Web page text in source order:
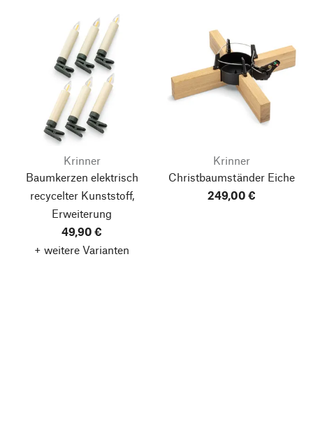
Krinner
Baumkerzen elektrisch
recycelter Kunststoff,
Erweiterung
49,90 €
+ weitere Varianten
Krinner
Christbaumständer Eiche
249,00 €